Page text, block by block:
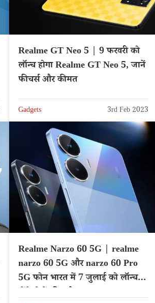
Realme GT Neo 5 | 9 फरवरी को
लॉन्च होगा Realme GT Neo 5, जानें
फीचर्स और कीमत
Gadgets 3rd Feb 2023
Realme Narzo 60 5G | realme
narzo 60 5G और narzo 60 Pro
5G फोन भारत में 7 जुलाई को लॉन्च